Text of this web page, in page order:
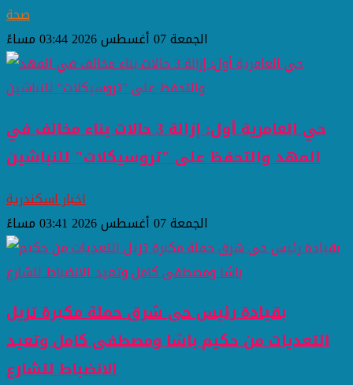
صحة
الجمعة 07 أغسطس 2026 03:44 مساءً
حي العامرية أول: إزالة 3 حالات بناء مخالف في
المهد والتحفظ على "تروسيكلات" للنباشين
اخبار اسكندرية
الجمعة 07 أغسطس 2026 03:41 مساءً
بقيادة رئيس حى شرق حملة مكبرة تزيل
التعديات من حكيم باشا ومصطفى كامل وتعيد
الانضباط للشارع